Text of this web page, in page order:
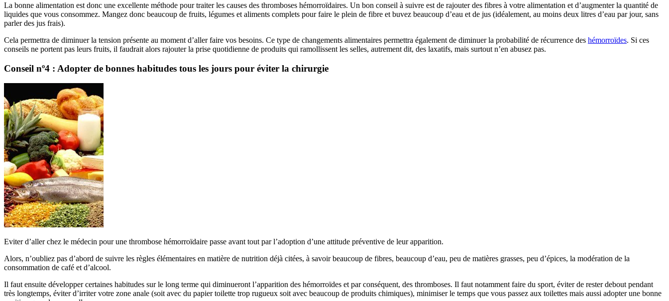
La bonne alimentation est donc une excellente méthode pour traiter les causes des thromboses hémorroïdaires. Un bon conseil à suivre est de rajouter des fibres à votre alimentation et d’augmenter la quantité de
liquides que vous consommez. Mangez donc beaucoup de fruits, légumes et aliments complets pour faire le plein de fibre et buvez beaucoup d’eau et de jus (idéalement, au moins deux litres d’eau par jour, sans
parler des jus frais).
Cela permettra de diminuer la tension présente au moment d’aller faire vos besoins. Ce type de changements alimentaires permettra également de diminuer la probabilité de récurrence des hémorroïdes. Si ces
conseils ne portent pas leurs fruits, il faudrait alors rajouter la prise quotidienne de produits qui ramollissent les selles, autrement dit, des laxatifs, mais surtout n’en abusez pas.
Conseil nº4 : Adopter de bonnes habitudes tous les jours pour éviter la chirurgie
Eviter d’aller chez le médecin pour une thrombose hémorroïdaire passe avant tout par l’adoption d’une attitude préventive de leur apparition.
Alors, n’oubliez pas d’abord de suivre les règles élémentaires en matière de nutrition déjà citées, à savoir beaucoup de fibres, beaucoup d’eau, peu de matières grasses, peu d’épices, la modération de la
consommation de café et d’alcool.
Il faut ensuite développer certaines habitudes sur le long terme qui diminueront l’apparition des hémorroïdes et par conséquent, des thromboses. Il faut notamment faire du sport, éviter de rester debout pendant
très longtemps, éviter d’irriter votre zone anale (soit avec du papier toilette trop rugueux soit avec beaucoup de produits chimiques), minimiser le temps que vous passez aux toilettes mais aussi adopter une bonne